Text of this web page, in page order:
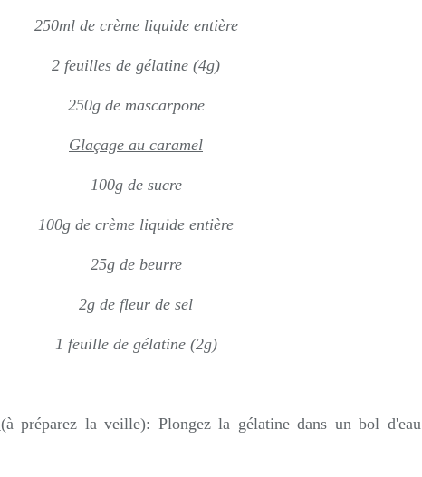
250ml de crème liquide entière
2 feuilles de gélatine (4g)
250g de mascarpone
Glaçage au caramel
100g de sucre
100g de crème liquide entière
25g de beurre
2g de fleur de sel
1 feuille de gélatine (2g)
(à préparez la veille): Plongez la gélatine dans un bol d'eau